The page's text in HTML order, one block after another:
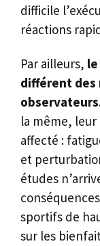
difficile
réactions
Par ailleurs,
différent des
observateurs
la même,
affecté :
et
études
sportifs de
sur les